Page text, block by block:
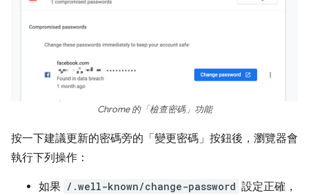
Chrome 的「檢查密碼」 功能
按一下建議更新的密碼旁的「變更密碼」 按鈕後，瀏覽器會
執行下列操作：
如果 /.well-known/change-password 設定正確，